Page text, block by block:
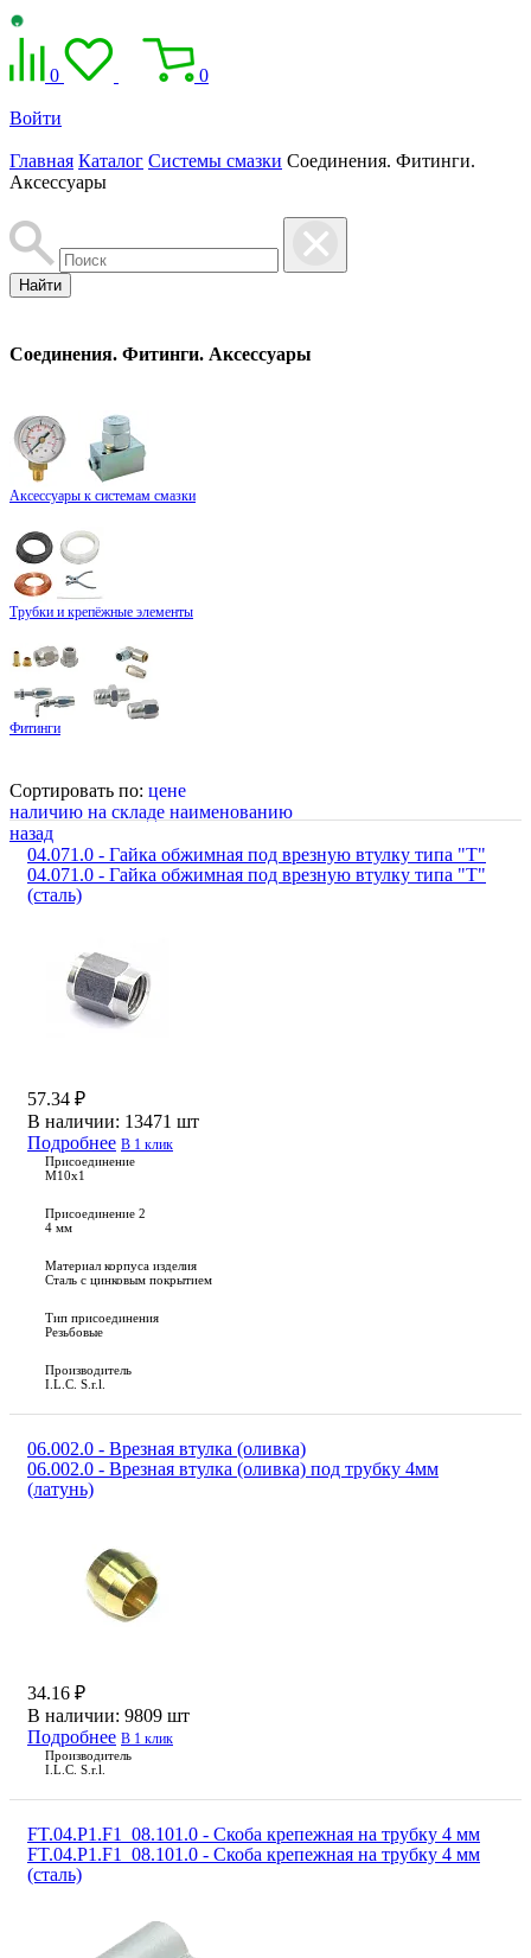
0 0
Войти
Главная Каталог Системы смазки Соединения. Фитинги.
Аксессуары
Найти
Соединения. Фитинги. Аксессуары
Аксессуары к системам смазки
Трубки и крепёжные элементы
Фитинги
Сортировать по: цене
наличию на складе наименованию
назад
04.071.0 - Гайка обжимная под врезную втулку типа "Т"
04.071.0 - Гайка обжимная под врезную втулку типа "Т"
(сталь)
57.34 ₽
В наличии: 13471 шт
Подробнее В 1 клик
Присоединение
M10x1
Присоединение 2
4 мм
Материал корпуса изделия
Сталь с цинковым покрытием
Тип присоединения
Резьбовые
Производитель
I.L.C. S.r.l.
06.002.0 - Врезная втулка (оливка)
06.002.0 - Врезная втулка (оливка) под трубку 4мм
(латунь)
34.16 ₽
В наличии: 9809 шт
Подробнее В 1 клик
Производитель
I.L.C. S.r.l.
FT.04.P1.F1_08.101.0 - Скоба крепежная на трубку 4 мм
FT.04.P1.F1_08.101.0 - Скоба крепежная на трубку 4 мм
(cталь)